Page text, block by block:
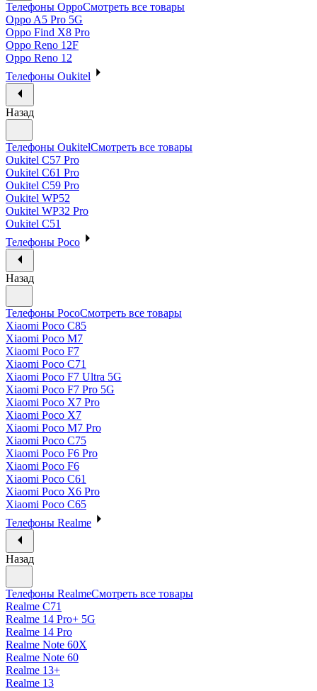
Телефоны OppoСмотреть все товары
Oppo A5 Pro 5G
Oppo Find X8 Pro
Oppo Reno 12F
Oppo Reno 12
Телефоны Oukitel
Назад
Телефоны OukitelСмотреть все товары
Oukitel C57 Pro
Oukitel C61 Pro
Oukitel C59 Pro
Oukitel WP52
Oukitel WP32 Pro
Oukitel C51
Телефоны Poco
Назад
Телефоны PocoСмотреть все товары
Xiaomi Poco C85
Xiaomi Poco M7
Xiaomi Poco F7
Xiaomi Poco C71
Xiaomi Poco F7 Ultra 5G
Xiaomi Poco F7 Pro 5G
Xiaomi Poco X7 Pro
Xiaomi Poco X7
Xiaomi Poco M7 Pro
Xiaomi Poco C75
Xiaomi Poco F6 Pro
Xiaomi Poco F6
Xiaomi Poco C61
Xiaomi Poco X6 Pro
Xiaomi Poco C65
Телефоны Realme
Назад
Телефоны RealmeСмотреть все товары
Realme C71
Realme 14 Pro+ 5G
Realme 14 Pro
Realme Note 60X
Realme Note 60
Realme 13+
Realme 13